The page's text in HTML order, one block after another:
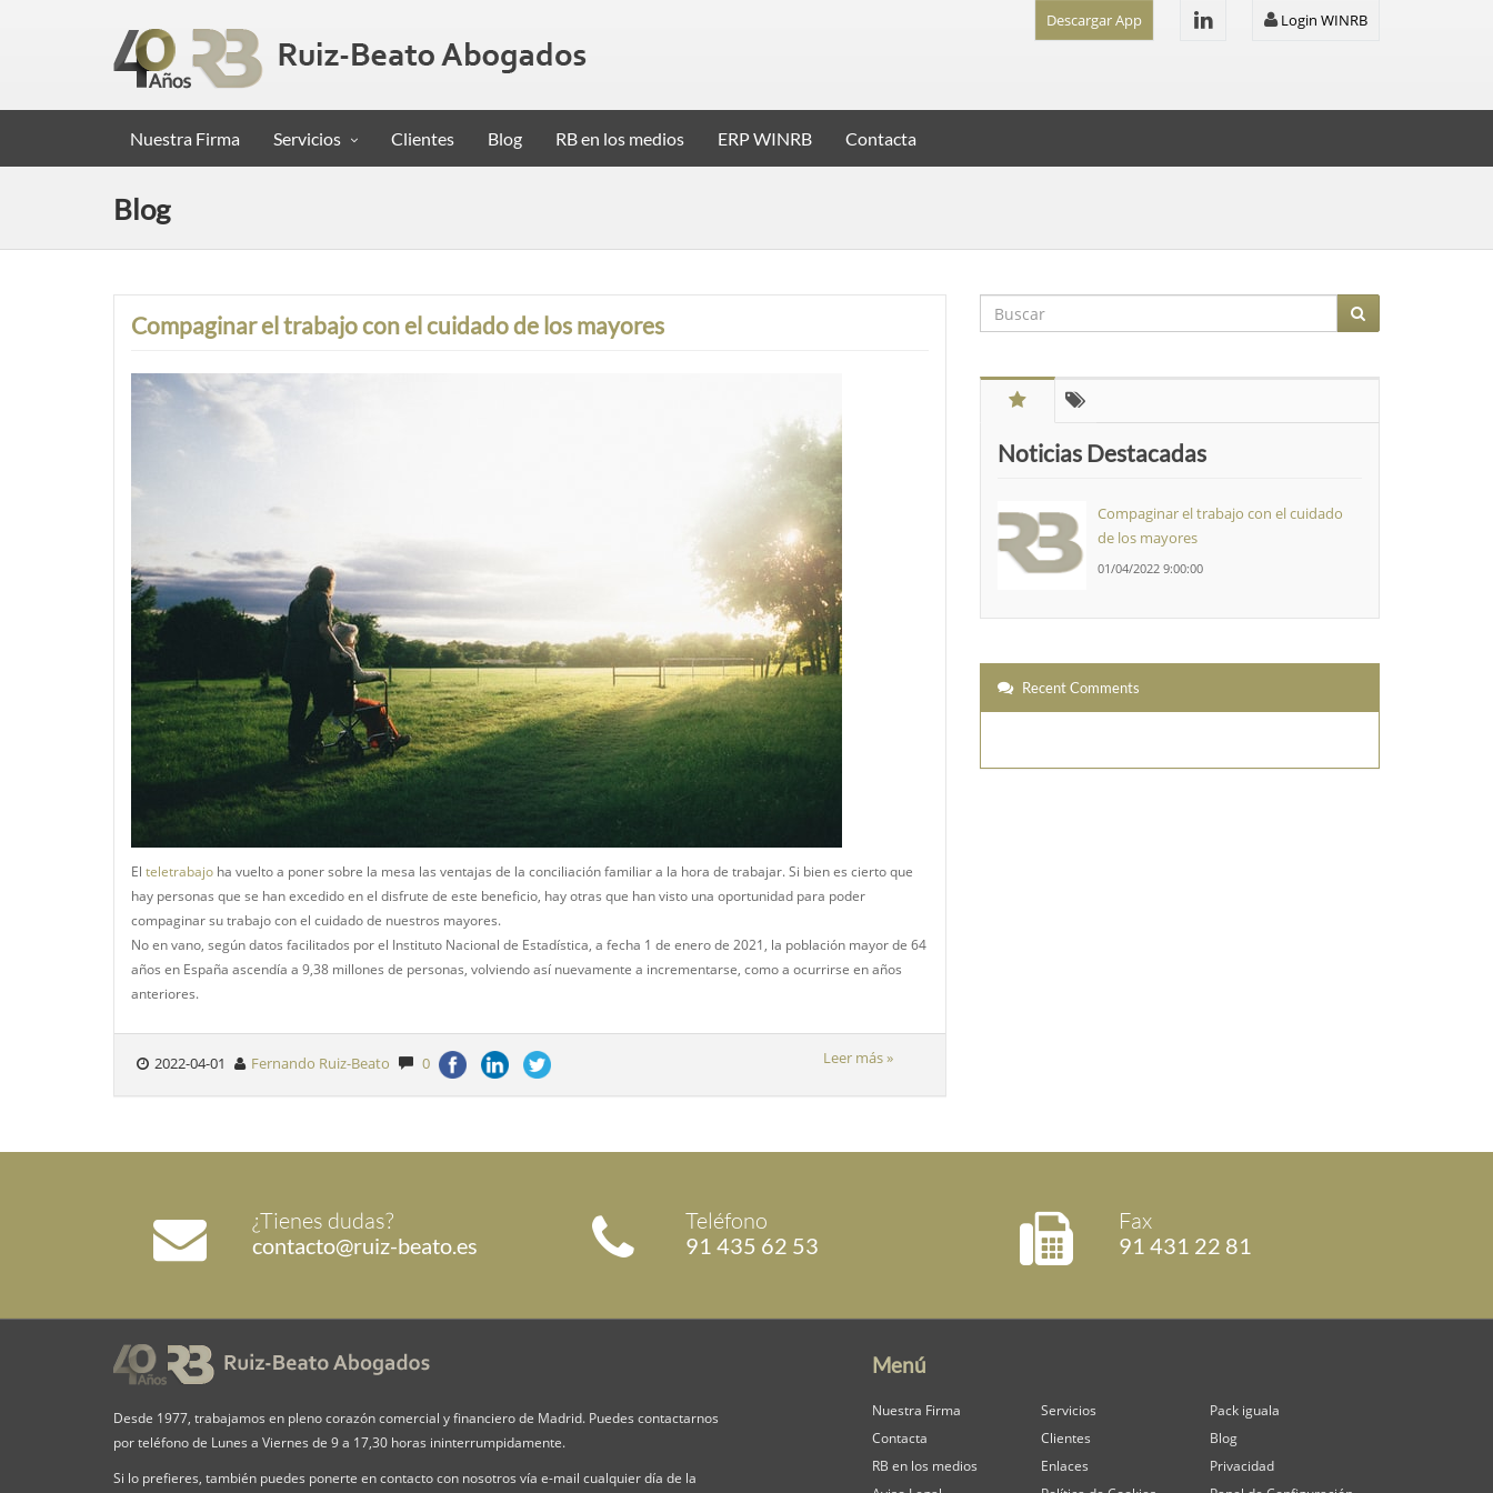
Descargar App Login WINRB
Nuestra Firma Servicios Clientes Blog RB en los medios ERP WINRB Contacta
Blog
Compaginar el trabajo con el cuidado de los mayores
El teletrabajo ha vuelto a poner sobre la mesa las ventajas de la conciliación familiar a la hora de trabajar. Si bien es cierto que
hay personas que se han excedido en el disfrute de este beneficio, hay otras que han visto una oportunidad para poder
compaginar su trabajo con el cuidado de nuestros mayores.
No en vano, según datos facilitados por el Instituto Nacional de Estadística, a fecha 1 de enero de 2021, la población mayor de 64
años en España ascendía a 9,38 millones de personas, volviendo así nuevamente a incrementarse, como a ocurrirse en años
anteriores.
2022-04-01 Fernando Ruiz-Beato 0 Leer más »
Noticias Destacadas
Compaginar el trabajo con el cuidado
de los mayores
01/04/2022 9:00:00
Recent Comments
¿Tienes dudas?
contacto@ruiz-beato.es
Teléfono
91 435 62 53
Fax
91 431 22 81
Desde 1977, trabajamos en pleno corazón comercial y financiero de Madrid. Puedes contactarnos
por teléfono de Lunes a Viernes de 9 a 17,30 horas ininterrumpidamente.
Si lo prefieres, también puedes ponerte en contacto con nosotros vía e-mail cualquier día de la
Menú
Nuestra Firma Servicios
Pack iguala
Contacta
Clientes
Blog
RB en los medios
Enlaces
Privacidad